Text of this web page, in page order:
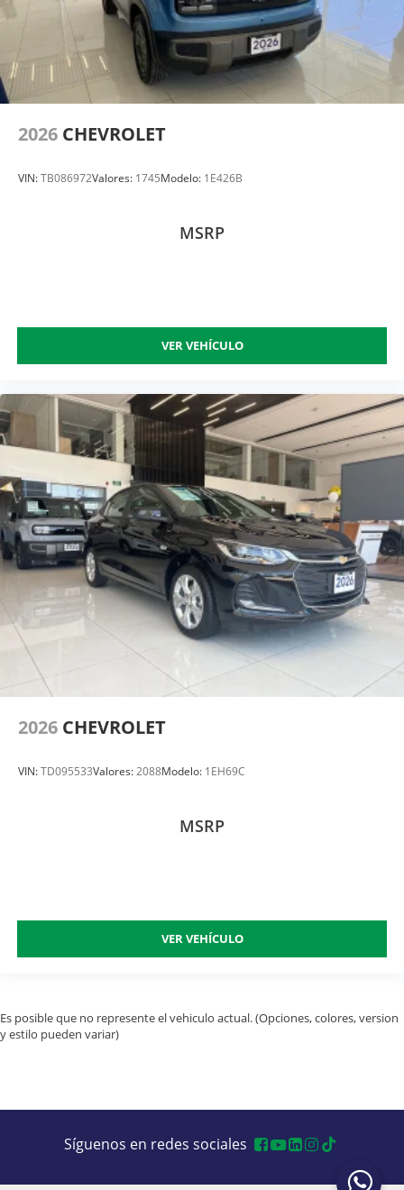
2026 CHEVROLET
VIN:TB086972Valores: 1745Modelo: 1E426B
MSRP
VER VEHÍCULO
2026 CHEVROLET
VIN:TD095533Valores:2088Modelo: 1EH69C
MSRP
VER VEHÍCULO
Es posible que no represente el vehiculo actual. (Opciones, colores, version
y estilo pueden variar)
Síguenos en redes sociales